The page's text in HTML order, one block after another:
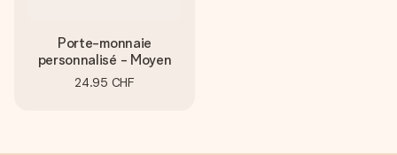
Porte-monnaie
personnalisé - Moyen
24.95 CHF